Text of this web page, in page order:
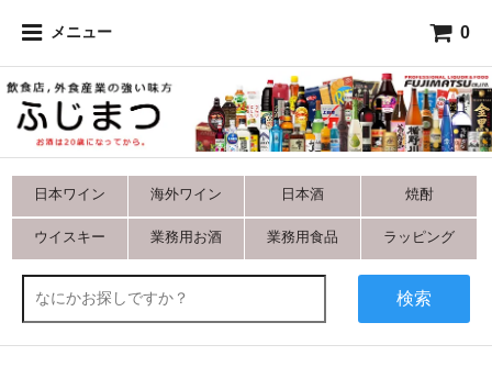
メニュー 0
日本ワイン 海外ワイン 日本酒 焼酎
ウイスキー 業務用お酒 業務用食品 ラッピング
検索